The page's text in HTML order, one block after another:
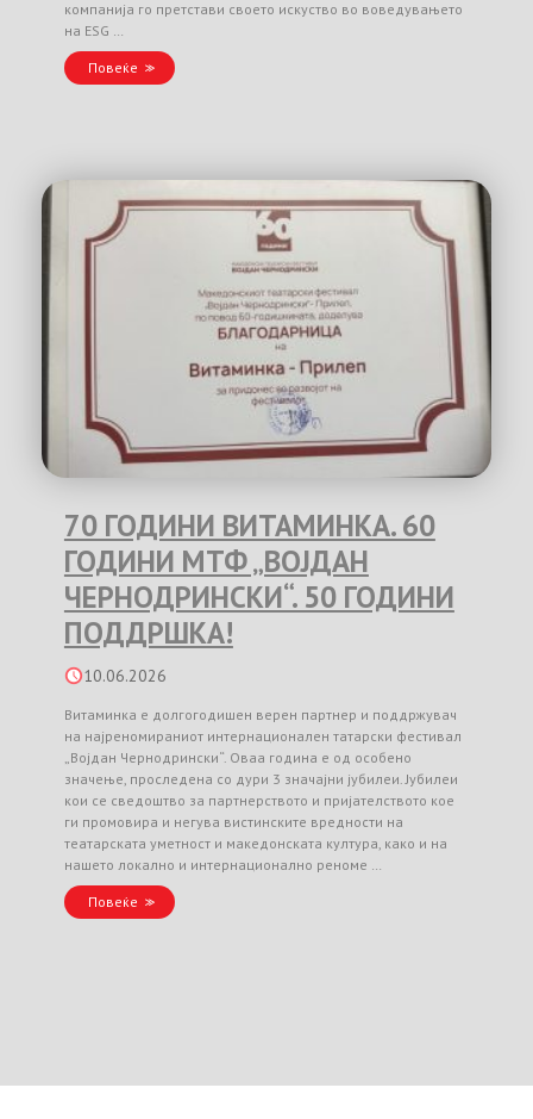
компанија го претстави своето искуство во воведувањето
на ESG …
Повеќе
70 ГОДИНИ ВИТАМИНКА. 60
ГОДИНИ МТФ „ВОЈДАН
ЧЕРНОДРИНСКИ“. 50 ГОДИНИ
ПОДДРШКА!
10.06.2026
Витаминка е долгогодишен верен партнер и поддржувач
на најреномираниот интернационален татарски фестивал
„Војдан Чернодрински“. Оваа година е од особено
значење, проследена со дури 3 значајни јубилеи. Јубилеи
кои се сведоштво за партнерството и пријателството кое
ги промовира и негува вистинските вредности на
театарската уметност и македонската култура, како и на
нашето локално и интернационално реноме …
Повеќе